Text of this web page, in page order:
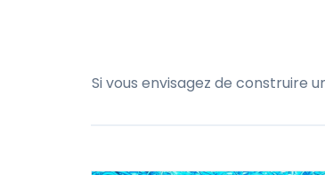
Si vous envisagez de construire